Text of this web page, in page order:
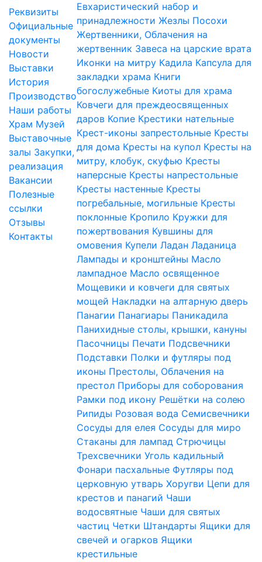
Реквизиты
Официальные
документы
Новости
Выставки
История
Производство
Наши работы
Храм Музей
Выставочные
залы Закупки,
реализация
Вакансии
Полезные
ссылки
Отзывы
Контакты
Евхаристический набор и
принадлежности Жезлы Посохи
Жертвенники, Облачения на
жертвенник Завеса на царские врата
Иконки на митру Кадила Капсула для
закладки храма Книги
богослужебные Киоты для храма
Ковчеги для преждеосвященных
даров Копие Крестики нательные
Крест-иконы запрестольные Кресты
для дома Кресты на купол Кресты на
митру, клобук, скуфью Кресты
наперсные Кресты напрестольные
Кресты настенные Кресты
погребальные, могильные Кресты
поклонные Кропило Кружки для
пожертвования Кувшины для
омовения Купели Ладан Ладаница
Лампады и кронштейны Масло
лампадное Масло освященное
Мощевики и ковчеги для святых
мощей Накладки на алтарную дверь
Панагии Панагиары Паникадила
Панихидные столы, крышки, кануны
Пасочницы Печати Подсвечники
Подставки Полки и футляры под
иконы Престолы, Облачения на
престол Приборы для соборования
Рамки под икону Решётки на солею
Рипиды Розовая вода Семисвечники
Сосуды для елея Сосуды для миро
Стаканы для лампад Стрючицы
Трехсвечники Уголь кадильный
Фонари пасхальные Футляры под
церковную утварь Хоругви Цепи для
крестов и панагий Чаши
водосвятные Чаши для святых
частиц Четки Штандарты Ящики для
свечей и огарков Ящики
крестильные